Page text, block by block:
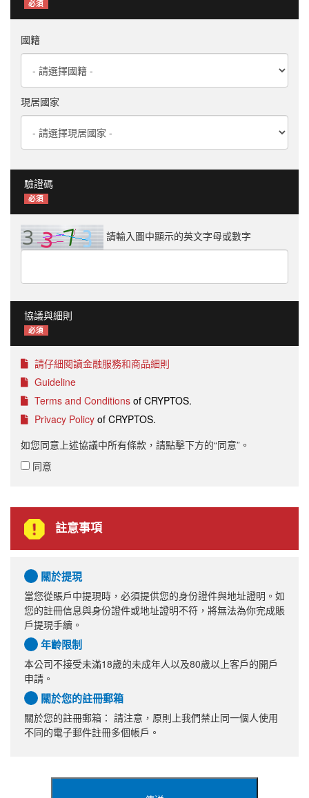
必須
國籍
現居國家
驗證碼
必須
請輸入圖中顯示的英文字母或數字
協議與細則
必須
請仔細閱讀金融服務和商品細則
Guideline
Terms and Conditions of CRYPTOS.
Privacy Policy of CRYPTOS.
如您同意上述協議中所有條款，請點擊下方的“同意”。
同意
註意事項
關於提現
當您從賬戶中提現時，必須提供您的身份證件與地址證明。如
您的註冊信息與身份證件或地址證明不符，將無法為你完成賬
戶提現手續。
年齡限制
本公司不接受未滿18歲的未成年人以及80歲以上客戶的開戶
申請。
關於您的註冊郵箱
關於您的註冊郵箱： 請注意，原則上我們禁止同一個人使用
不同的電子郵件註冊多個帳戶。